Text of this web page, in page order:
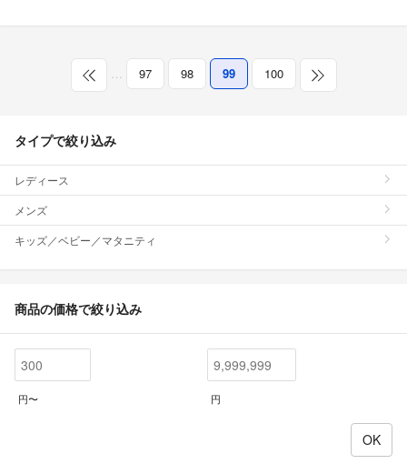
… 97 98 99 100
タイプで絞り込み
レディース
メンズ
キッズ／ベビー／マタニティ
商品の価格で絞り込み
円〜 円